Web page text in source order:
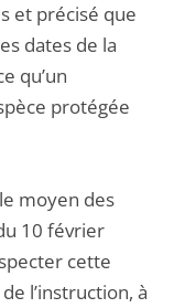
et précisé que
dates de la
qu’un
protégée
moyen des
10 février
cette
l’instruction, à